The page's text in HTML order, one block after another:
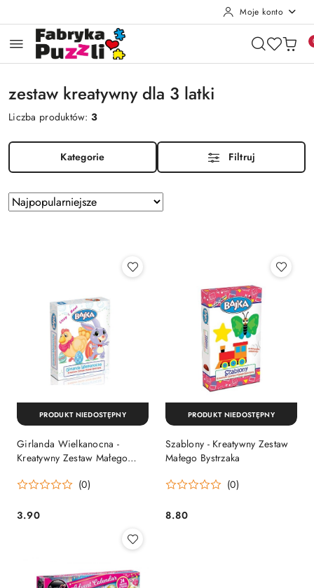
Moje konto
zestaw kreatywny dla 3 latki
Liczba produktów:3
Kategorie Filtruj
Zastosowano
sortowanie:
Sortuj
według
Girlanda Wielkanocna -
Kreatywny Zestaw Małego
(0)
Cena:
3.90
PRODUKT NIEDOSTĘPNY
Szablony - Kreatywny Zestaw
Małego Bystrzaka
(0)
Cena:
8.80
PRODUKT NIEDOSTĘPNY